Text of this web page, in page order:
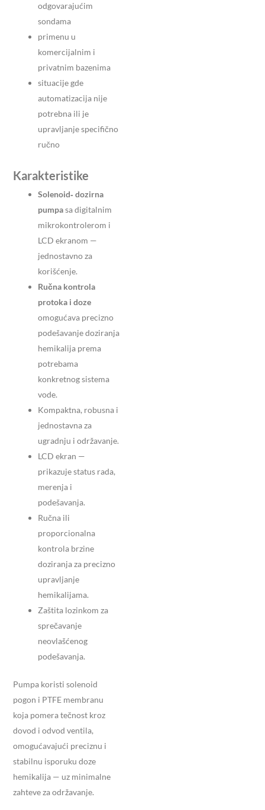
odgovarajućim
sondama
primenu u
komercijalnim i
privatnim bazenima
situacije gde
automatizacija nije
potrebna ili je
upravljanje specifično
ručno
Karakteristike
Solenoid‑ dozirna
pumpasa digitalnim
mikrokontrolerom i
LCD ekranom —
jednostavno za
korišćenje.
Ručna kontrola
protoka i doze
omogućava precizno
podešavanje doziranja
hemikalija prema
potrebama
konkretnog sistema
vode.
Kompaktna, robusna i
jednostavna za
ugradnju i održavanje.
LCD ekran —
prikazuje status rada,
merenja i
podešavanja.
Ručna ili
proporcionalna
kontrola brzine
doziranja za precizno
upravljanje
hemikalijama.
Zaštita lozinkom za
sprečavanje
neovlašćenog
podešavanja.
Pumpa koristi solenoid
pogon i PTFE membranu
koja pomera tečnost kroz
dovod i odvod ventila,
omogućavajući preciznu i
stabilnu isporuku doze
hemikalija — uz minimalne
zahteve za održavanje.